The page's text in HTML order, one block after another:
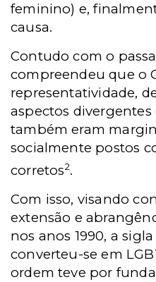
feminino) e,
causa.
Contudo com o
compreendeu que o
representatividade,
aspectos
também eram
socialmente postos
corretos2.
Com isso, visando
extensão e
nos anos 1990, a
converteu-se em
ordem teve por